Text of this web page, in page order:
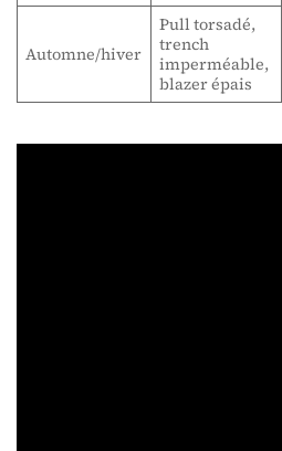
Automne/hiver
Pull torsadé,
trench
imperméable,
blazer épais